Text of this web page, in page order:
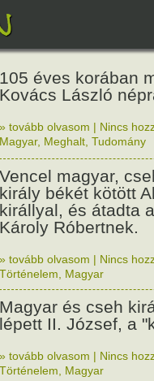
105 éves korában
Kovács László
» tovább olvasom | Nincs
Magyar, Meghalt Tudomány
Vencel magyar,
király békét kötött
királlyal, és átadta
Károly Róbertnek.
» tovább olvasom | Nincs
Történelem
Magyar
Magyar és cseh
lépett II. József, a
» tovább olvasom | Nincs
Történelem
Magyar